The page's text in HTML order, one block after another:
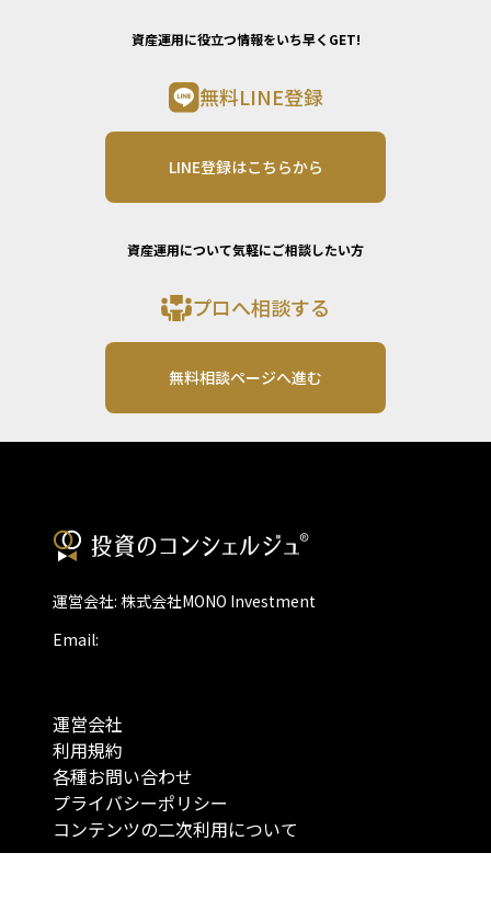
資産運用に役立つ情報をいち早くGET!
無料LINE登録
LINE登録はこちらから
資産運用について気軽にご相談したい方
プロへ相談する
無料相談ページへ進む
運営会社: 株式会社MONO Investment
Email:
運営会社
利用規約
各種お問い合わせ
プライバシーポリシー
コンテンツの二次利用について